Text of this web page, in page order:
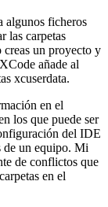
algunos ficheros
las carpetas
creas un proyecto y
añade al
xcuserdata.
en el
los que puede ser
del IDE
de un equipo. Mi
de conflictos que
en el